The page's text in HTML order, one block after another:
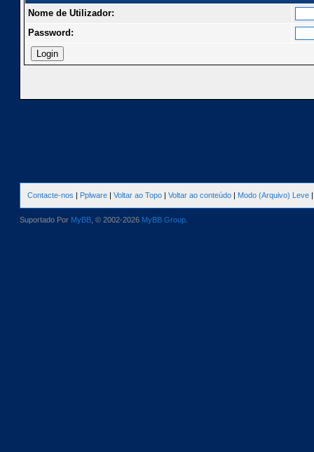
Nome de Utilizador:
Password:
Contacte-nos | Pplware | Voltar ao Topo | Voltar ao conteúdo | Modo (Arquivo) Leve
Suportado Por MyBB , © 2002-2026 MyBB Group